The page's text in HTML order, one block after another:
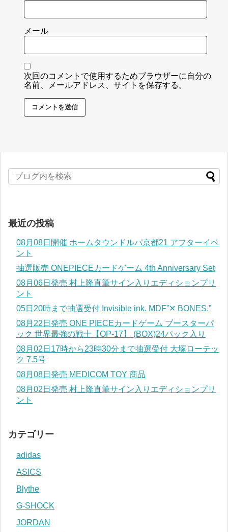
メール
次回のコメントで使用するためブラウザーに自分の
名前、メールアドレス、サイトを保存する。
最近の投稿
08月08日開催 ホームタウンドルパ京都21 アフターイベ
ント
抽選販売 ONEPIECEカードゲーム 4th Anniversary Set
08月06日発売 村上隆直筆サイン入りエディションプリ
ント
05日20時まで抽選受付 Invisible ink. MDF”✕ BONES.”
08月22日発売 ONE PIECEカードゲーム ブースターパ
ック 世界最強の戦士【OP-17】 (BOX)24パック入り
08月02日17時から23時30分まで抽選受付 大塚ローテッ
ク 7.5号
08月08日発売 MEDICOM TOY 商品
08月02日発売 村上隆直筆サイン入りエディションプリ
ント
カテゴリー
adidas
ASICS
Blythe
G-SHOCK
JORDAN